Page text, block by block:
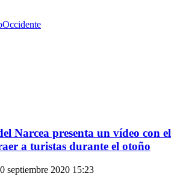
Narcea presenta un vídeo con el
a turistas durante el otoño
septiembre 2020 15:23